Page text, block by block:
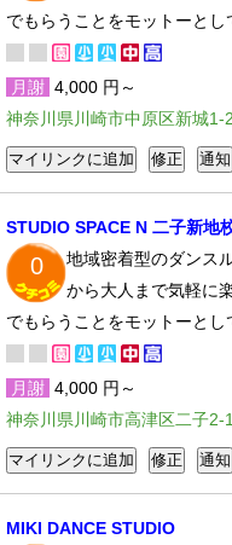
でもらうことをモットーとし
月謝 4,000 円～
神奈川県川崎市中原区新城1-
STUDIO SPACE N 二子新地
0
地域密着型のダンス
から大人まで気軽に
でもらうことをモットーとし
月謝 4,000 円～
神奈川県川崎市高津区二子2-
MIKI DANCE STUDIO